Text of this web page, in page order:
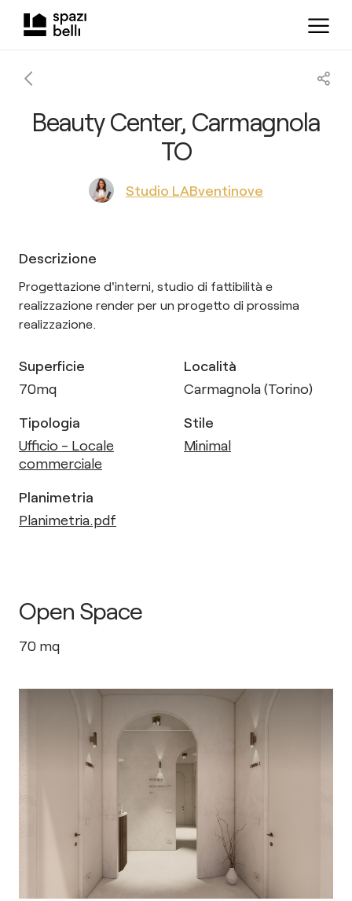
Beauty Center, Carmagnola
TO
Studio LABventinove
Descrizione
Progettazione d'interni, studio di fattibilità e
realizzazione render per un progetto di prossima
realizzazione.
Superficie
70mq
Località
Carmagnola (Torino)
Tipologia
Ufficio - Locale
commerciale
Stile
Minimal
Planimetria
Planimetria.pdf
Open Space
70 mq